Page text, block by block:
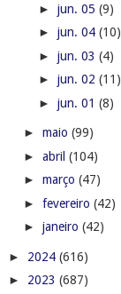
► jun. 05 (9)
► jun. 04 (10)
► jun. 03 (4)
► jun. 02 (11)
► jun. 01 (8)
► maio (99)
► abril (104)
► março (47)
► fevereiro (42)
► janeiro (42)
► 2024 (616)
► 2023 (687)